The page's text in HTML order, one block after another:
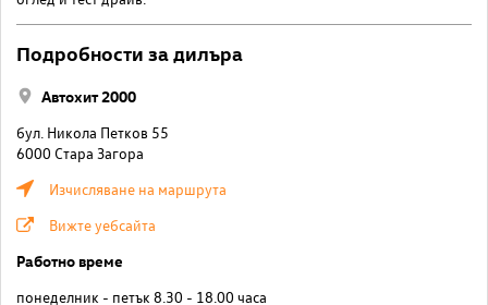
Подробности за дилъра
Автохит 2000
бул. Никола Петков 55
6000 Стара Загора
Изчисляване на маршрута
Вижте уебсайта
Работно време
понеделник - петък 8.30 - 18.00 часа